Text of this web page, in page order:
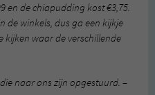
en de chiapudding kost €3,75.
de winkels, dus ga een kijkje
kijken waar de verschillende
naar ons zijn opgestuurd. –